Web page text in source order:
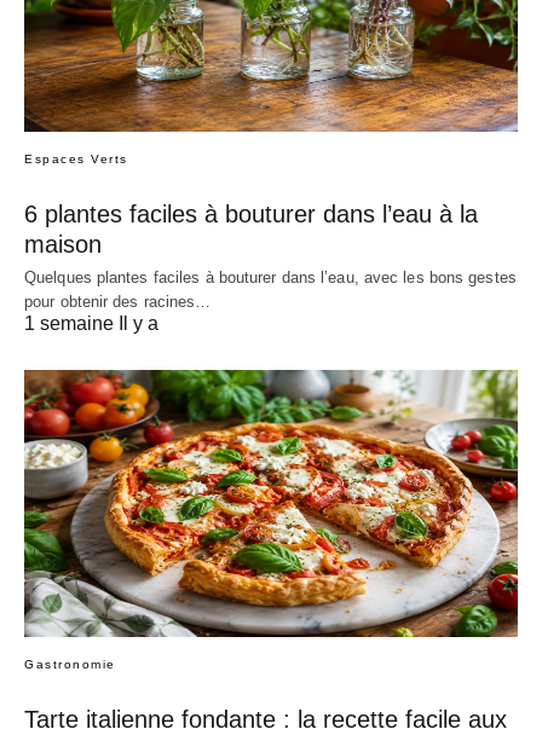
Espaces Verts
6 plantes faciles à bouturer dans l’eau à la
maison
Quelques plantes faciles à bouturer dans l’eau, avec les bons gestes
pour obtenir des racines…
1 semaine Il y a
Gastronomie
Tarte italienne fondante : la recette facile aux